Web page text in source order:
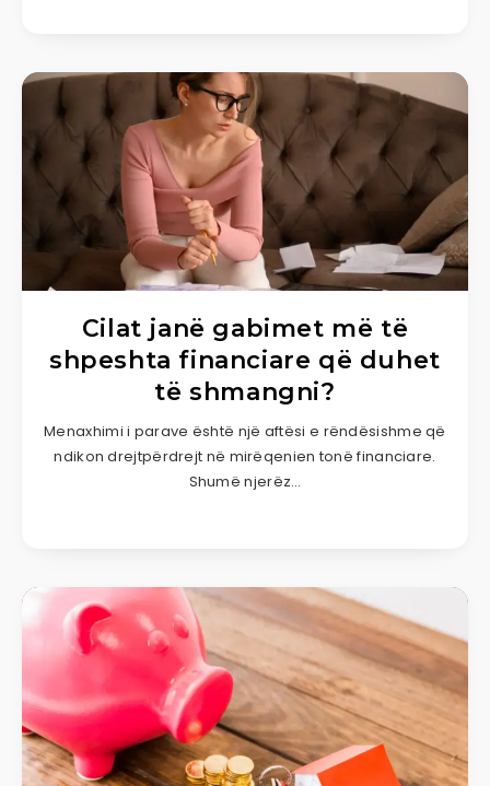
Cilat janë gabimet më të
shpeshta financiare që duhet
të shmangni?
Menaxhimi i parave është një aftësi e rëndësishme që
ndikon drejtpërdrejt në mirëqenien tonë financiare.
Shumë njerëz…